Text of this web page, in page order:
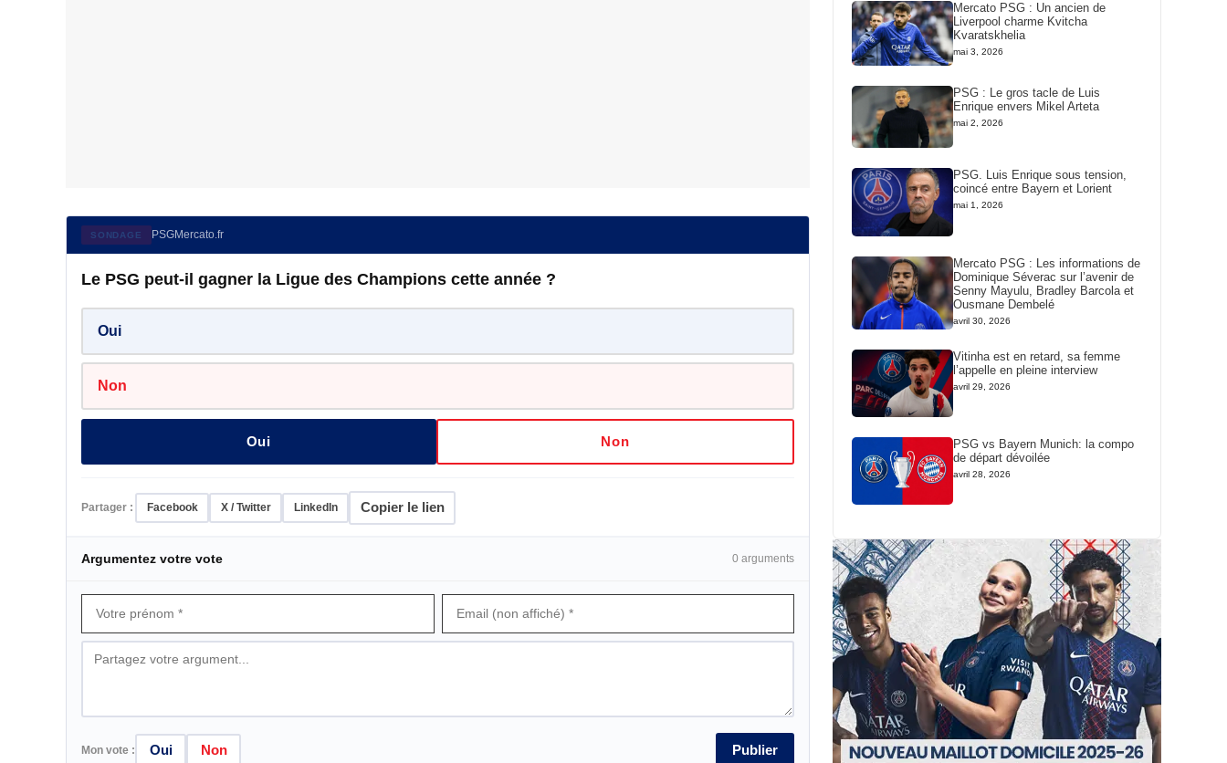
SONDAGE PSGMercato.fr
Le PSG peut-il gagner la Ligue des Champions cette année ?
Oui
Non
Oui Non
Partager : Facebook X / Twitter LinkedIn Copier le lien
Argumentez votre vote 0 arguments
Mon vote : Oui Non Publier
Mercato PSG : Un ancien de
Liverpool charme Kvitcha
Kvaratskhelia
mai 3, 2026
PSG : Le gros tacle de Luis
Enrique envers Mikel Arteta
mai 2, 2026
PSG. Luis Enrique sous tension,
coincé entre Bayern et Lorient
mai 1, 2026
Mercato PSG : Les informations de
Dominique Séverac sur l’avenir de
Senny Mayulu, Bradley Barcola et
Ousmane Dembelé
avril 30, 2026
Vitinha est en retard, sa femme
l’appelle en pleine interview
avril 29, 2026
PSG vs Bayern Munich: la compo
de départ dévoilée
avril 28, 2026